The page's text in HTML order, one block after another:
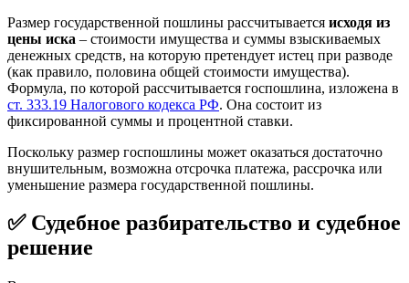
Размер государственной пошлины рассчитывается исходя из
цены иска – стоимости имущества и суммы взыскиваемых
денежных средств, на которую претендует истец при разводе
(как правило, половина общей стоимости имущества).
Формула, по которой рассчитывается госпошлина, изложена в
ст. 333.19 Налогового кодекса РФ. Она состоит из
фиксированной суммы и процентной ставки.
Поскольку размер госпошлины может оказаться достаточно
внушительным, возможна отсрочка платежа, рассрочка или
уменьшение размера государственной пошлины.
✅ Судебное разбирательство и судебное
решение